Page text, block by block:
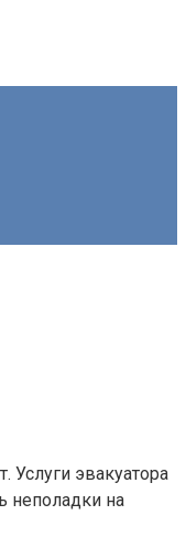
Услуги эвакуатора
неполадки на